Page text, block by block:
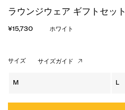
ラウンジウェア ギフトセット
¥15,730 ホワイト
サイズ サイズガイド
M L